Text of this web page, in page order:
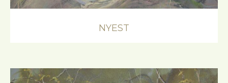
NYEST